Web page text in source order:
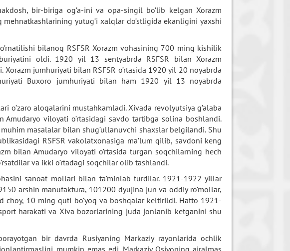
bir-biriga og’a-ini va opa-singil bo’lib kelgan Xorazm
yutug’i xalqlar do’stligida ekanligini yaxshi
bilanoq RSFSR Xorazm vohasining 700 ming kishilik
oldi. 1920 yil 13 sentyabrda RSFSR bilan Xorazm
jumhuriyati bilan RSFSR o’rtasida 1920 yil 20 noyabrda
Buxoro jumhuriyati bilan ham 1920 yil 13 noyabrda
o’zaro aloqalarini mustahkamladi. Xivada revolyutsiya g’alaba
Amudaryo viloyati o’rtasidagi savdo tartibga solina boshlandi.
masalalar bilan shug’ullanuvchi shaxslar belgilandi. Shu
RSFSR vakolatxonasiga ma’lum qilib, savdoni keng
bilan Amudaryo viloyati o’rtasida turgan soqchilarning hech
va ikki o’rtadagi soqchilar olib tashlandi.
sanoat mollari bilan ta’minlab turdilar. 1921-1922 yillar
arshin manufaktura, 101200 dyujina jun va oddiy ro’mollar,
choy, 10 ming quti bo’yoq va boshqalar keltirildi. Hatto 1921-
harakati va Xiva bozorlarining juda jonlanib ketganini shu
bir davrda Rusiyaning Markaziy rayonlarida ochlik